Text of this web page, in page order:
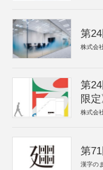
第
株式会
第
限定
株式会
第
漢字の